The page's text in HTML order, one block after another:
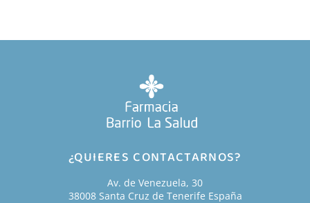
¿QUIERES CONTACTARNOS?
Av. de Venezuela, 30
38008 Santa Cruz de Tenerife España